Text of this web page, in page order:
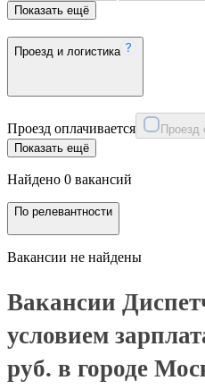
Показать ещё
Проезд и логистика
Проезд оплачивается Проезд
Показать ещё
Найдено 0 вакансий
По релевантности
Вакансии не найдены
Вакансии
условием
руб. в городе